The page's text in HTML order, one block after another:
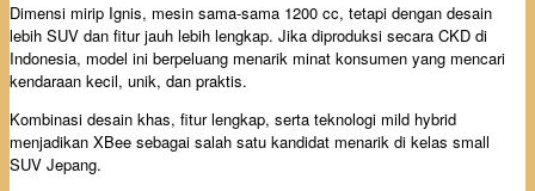
Dimensi mirip Ignis, mesin sama-sama 1200 cc, tetapi dengan desain
lebih SUV dan fitur jauh lebih lengkap. Jika diproduksi secara CKD di
Indonesia, model ini berpeluang menarik minat konsumen yang mencari
kendaraan kecil, unik, dan praktis.
Kombinasi desain khas, fitur lengkap, serta teknologi mild hybrid
menjadikan XBee sebagai salah satu kandidat menarik di kelas small
SUV Jepang.